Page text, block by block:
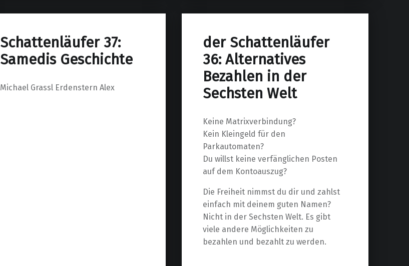
Schattenläufer 37:
Samedis Geschichte
Michael Grassl Erdenstern Alex
der Schattenläufer
36: Alternatives
Bezahlen in der
Sechsten Welt
Keine Matrixverbindung?
Kein Kleingeld für den
Parkautomaten?
Du willst keine verfänglichen Posten
auf dem Kontoauszug?
Die Freiheit nimmst du dir und zahlst
einfach mit deinem guten Namen?
Nicht in der Sechsten Welt. Es gibt
viele andere Möglichkeiten zu
bezahlen und bezahlt zu werden.